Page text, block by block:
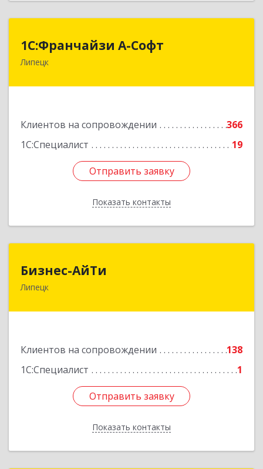
1С:Франчайзи А-Софт
Липецк
Клиентов на сопровождении
366
1С:Специалист
19
Отправить заявку
Показать контакты
1С:Франчайзи А-Софт
398059, Липецкая обл, Липецк г, Фрунзе ул,
Отправить заявку
Назад
Бизнес-АйТи
Липецк
Клиентов на сопровождении
138
1С:Специалист
1
Отправить заявку
Показать контакты
398008, Липецкая обл, Липецк г, 50 лет НЛМК
Отправить заявку
Назад